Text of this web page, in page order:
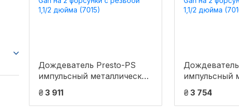
Дождеватель Presto-PS
импульсный металлический
Big Gan на 2 форсунки с
резьбой 1,1/2 дюйма (7015)
₴ 3 911
импульсный
Big Gan на 2
резьбой 1,1/
₴ 3 754